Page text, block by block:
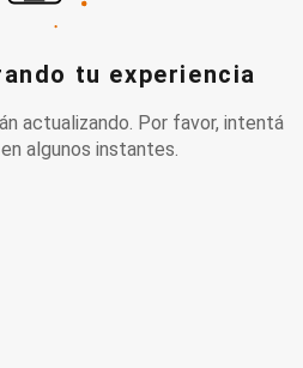
tu experiencia
actualizando. Por favor, intentá
algunos instantes.